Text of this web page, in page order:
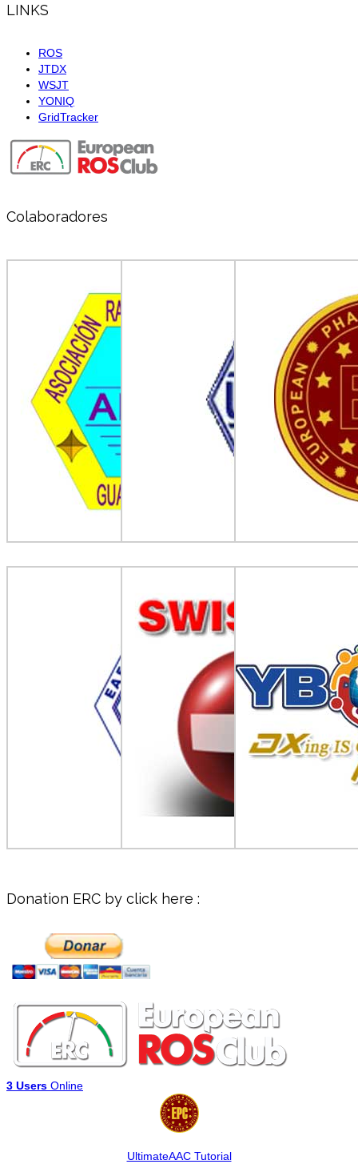
LINKS
ROS
JTDX
WSJT
YONIQ
GridTracker
Colaboradores
Donation ERC by click here :
3 Users Online
UltimateAAC Tutorial